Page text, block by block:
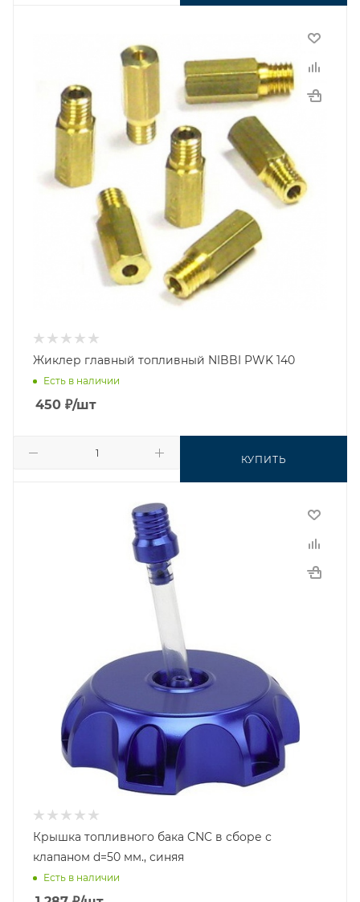
Жиклер главный топливный NIBBI PWK 140
Есть в наличии
450 ₽/шт
КУПИТЬ
Крышка топливного бака CNC в сборе с
клапаном d=50 мм., синяя
Есть в наличии